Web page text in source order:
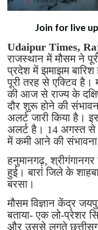
Join for live
Udaipur Times,
राजस्थान में मौसम ने
प्रदेश में झमाझम
पूरी तरह से एक्टिव है।
की आज से राज्य के
दौर शुरू होने की
अलर्ट जारी किया है।
अलर्ट है। 14 अगस्त से
में कमी आने की
हनुमानगढ़,
हुई। बारां जिले के
बरसा।
मौसम विज्ञान केंद्र
बताया- एक लो-प्रेशर
और उससे लगते